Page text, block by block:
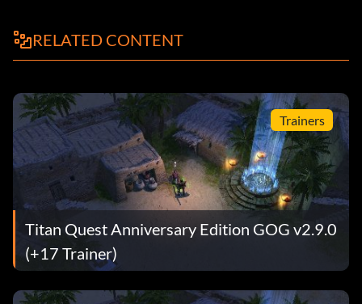
RELATED CONTENT
Trainers
Titan Quest Anniversary Edition GOG v2.9.0
(+17 Trainer)